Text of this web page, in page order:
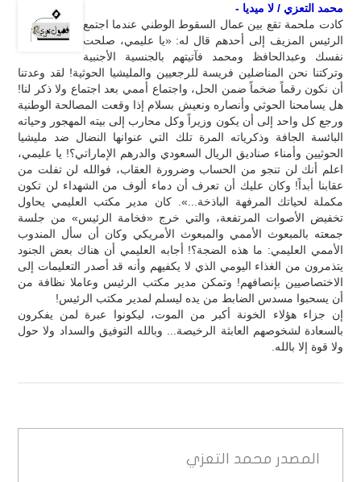
محمد التعزي / لا ميديا -
كادت ملحمة تقع بين عمال السقوط الوطني عندما اجتمع
الرئيس المزيف إلى أحدهم قال له: «يا عليمي، صلحت
نفسك وعبدالحافظ ومحمد فآتيتهم بالجنسية الأجنبية
وتركتنا نحن المناضلين فريسة للرجعيين والمليشيا الحوثية! لقد وعدتنا
أن نكون رقماً ضخماً ضمن الحل، واجتماع أممي بعد اجتماع ولا ذكر لنا!
هل يسامحنا الحوثي وأنصاره ونعيش بسلام إذا وقعت المصالحة الوطنية
ورجع كل واحد إلى أن يكون وزيراً وكل محارب إلى بيته المهجور وحياته
البائسة الجافة وذكرياته المرة تلك التي عنوانها النضال ضد مليشيا
الحوثيين وأمناء صناديق الريال السعودي والدرهم الإماراتي؟! يا عليمي،
اعلم أنك لن تنجو من الحساب وضرورة العقاب، فوالله لن تفلت من
عقابنا أبداً! وكان عليك أن تعرف أن دماء ألوف من الشهداء لن تكون
مكملة لحياتك المرفهة الباذخة...». كان مدير مكتب العليمي يحاول
تخفيض الأصوات المرتفعة، والتي خرج «فخامة الرئيس» من جلسة
جمعته بالمبعوث الأممي والمبعوث الأمريكي وكان أن سأل المندوب
الأممي العليمي: ما هذه الضجة؟! أجابه العليمي أن هناك بعض الجنود
يتذمرون من الغذاء اليومي الذي لا يكفيهم وأنه قد أصدر التعليمات إلى
الاختصاصيين بإنصافهم! وتمكن مدير مكتب الرئيس وعاملا نظافة من
أن يسحبوا مسدس الضابط من يده ليسلم لمدير مكتب الرئيس!
إن جزاء هؤلاء الخونة أكبر من الموت، ليكونوا عبرة لمن يفكرون
بالسعادة لشخوصهم العابثة الرخيصة... وبالله التوفيق والسداد ولا حول
ولا قوة إلا بالله.
المصدر محمد التعزي